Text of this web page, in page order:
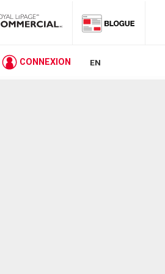
CONNEXION EN